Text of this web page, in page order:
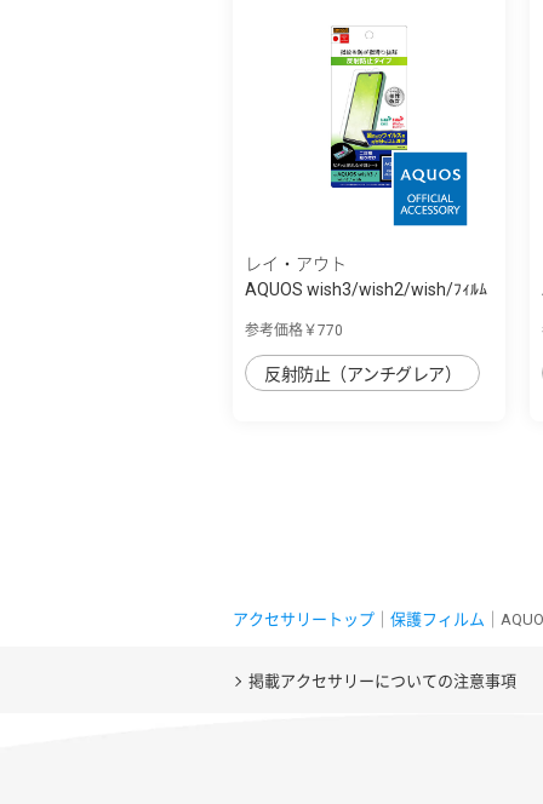
レイ・アウト
AQUOS wish3/wish2/wish/ﾌｨﾙﾑ
参考価格￥770
反射防止（アンチグレア）
アクセサリートップ 保護フィルム ｜
掲載アクセサリーについての注意事項